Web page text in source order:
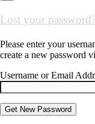
Lost your
Please enter your
create a new password
Username or Email